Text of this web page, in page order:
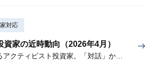
対応
資家の近時動向（2026年4月）